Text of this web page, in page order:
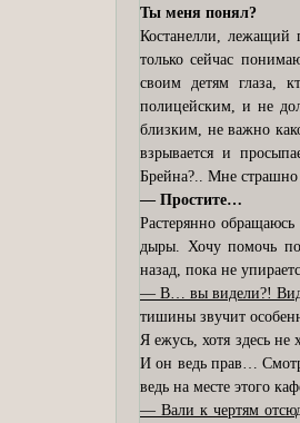
Ты меня понял?
Костанелли, лежащий
только сейчас
своим детям глаза,
полицейским, и не
близким, не важно
взрывается и
Брейна?.. Мне страшно
— Простите…
Растерянно
дыры. Хочу помочь
назад, пока не
— В… вы видели?!
тишины звучит
Я ежусь, хотя здесь
И он ведь прав…
ведь на месте этого
— Вали к чертям